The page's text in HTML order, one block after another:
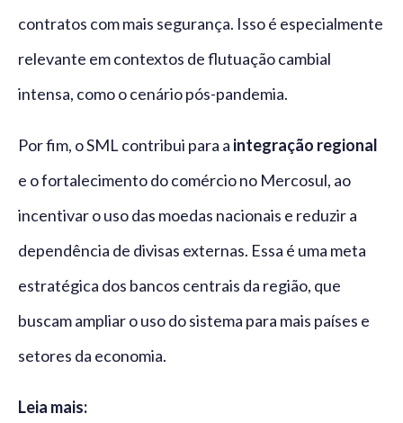
contratos com mais segurança. Isso é especialmente
relevante em contextos de flutuação cambial
intensa, como o cenário pós-pandemia.
Por fim, o SML contribui para a integração regional
e o fortalecimento do comércio no Mercosul, ao
incentivar o uso das moedas nacionais e reduzir a
dependência de divisas externas. Essa é uma meta
estratégica dos bancos centrais da região, que
buscam ampliar o uso do sistema para mais países e
setores da economia.
Leia mais: